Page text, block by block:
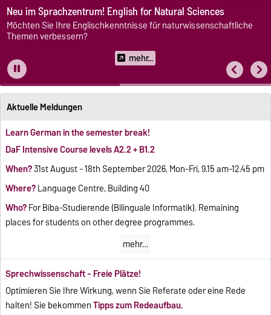
Neu im Sprachzentrum! English for Natural Sciences
Möchten Sie Ihre Englischkenntnisse für naturwissenschaftliche
Themen verbessern?
mehr...
Aktuelle Meldungen
Learn German in the semester break!
DaF Intensive Course levels A2.2 + B1.2
When?31st August - 18th September 2026, Mon-Fri, 9.15 am-12.45 pm
Where?Language Centre, Building 40
Who?For Biba-Studierende (Bilinguale Informatik). Remaining
places for students on other degree programmes.
mehr…
Sprechwissenschaft - Freie Plätze!
Optimieren Sie Ihre Wirkung, wenn Sie Referate oder eine Rede
halten! Sie bekommenTipps zum Redeaufbau,